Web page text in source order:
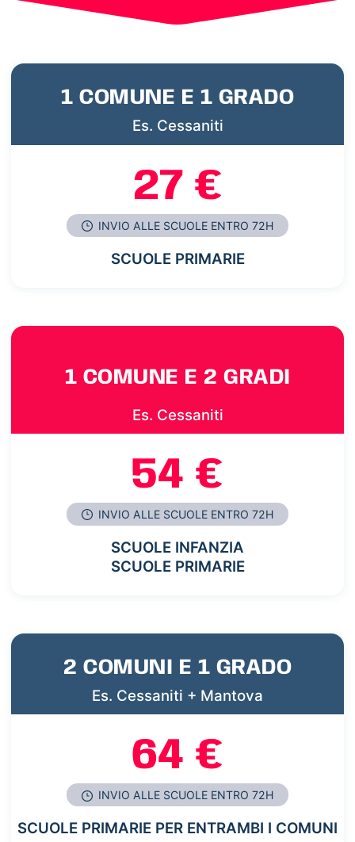
1 COMUNE E 1 GRADO
Es. Cessaniti
27 €
INVIO ALLE SCUOLE ENTRO 72H
SCUOLE PRIMARIE
1 COMUNE E 2 GRADI
Es. Cessaniti
54 €
INVIO ALLE SCUOLE ENTRO 72H
SCUOLE INFANZIA
SCUOLE PRIMARIE
2 COMUNI E 1 GRADO
Es. Cessaniti + Mantova
64 €
INVIO ALLE SCUOLE ENTRO 72H
SCUOLE PRIMARIE PER ENTRAMBI I COMUNI